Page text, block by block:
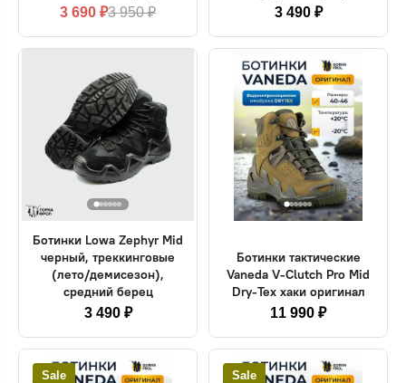
3 690 ₽3 950 ₽ 3 490 ₽
Ботинки Lowa Zephyr Mid
черный, треккинговые
(лето/демисезон),
средний берец
3 490 ₽
Ботинки тактические
Vaneda V-Clutch Pro Mid
Dry-Tex хаки оригинал
11 990 ₽
Sale Sale